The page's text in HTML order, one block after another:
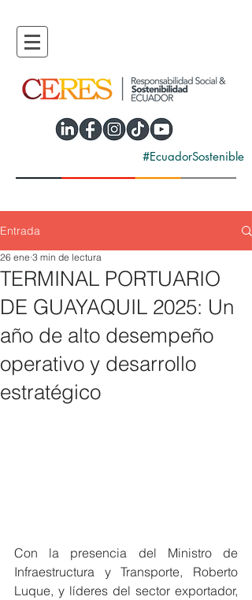
#EcuadorSostenible
Entrada
TERMINAL PORTUARIO
DE GUAYAQUIL 2025: Un
año de alto desempeño
operativo y desarrollo
estratégico
26 ene 3 min de lectura
Con la presencia del Ministro de
Infraestructura y Transporte, Roberto
Luque, y líderes del sector exportador,